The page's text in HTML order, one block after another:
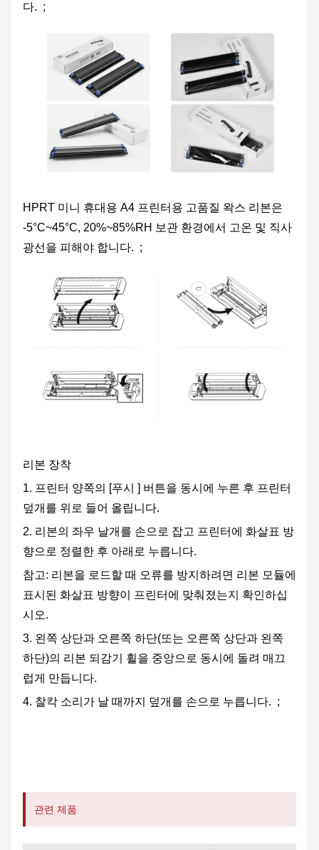
다. ;
HPRT 미니 휴대용 A4 프린터용 고품질 왁스 리본은
-5°C~45°C, 20%~85%RH 보관 환경에서 고온 및 직사
광선을 피해야 합니다. ;
리본 장착
1. 프린터 양쪽의 [푸시 ] 버튼을 동시에 누른 후 프린터
덮개를 위로 들어 올립니다.
2. 리본의 좌우 날개를 손으로 잡고 프린터에 화살표 방
향으로 정렬한 후 아래로 누릅니다.
참고: 리본을 로드할 때 오류를 방지하려면 리본 모듈에
표시된 화살표 방향이 프린터에 맞춰졌는지 확인하십
시오.
3. 왼쪽 상단과 오른쪽 하단(또는 오른쪽 상단과 왼쪽
하단)의 리본 되감기 휠을 중앙으로 동시에 돌려 매끄
럽게 만듭니다.
4. 찰칵 소리가 날 때까지 덮개를 손으로 누릅니다. ;
관련 제품